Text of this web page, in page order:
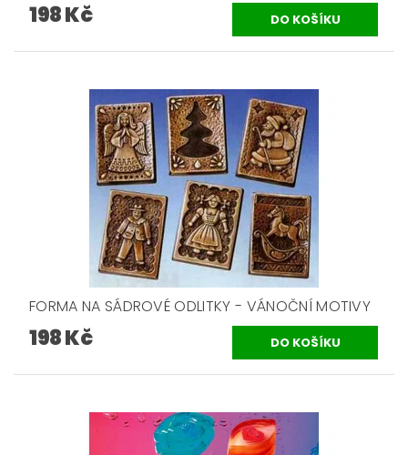
198 Kč
FORMA NA SÁDROVÉ ODLITKY - VÁNOČNÍ MOTIVY
198 Kč